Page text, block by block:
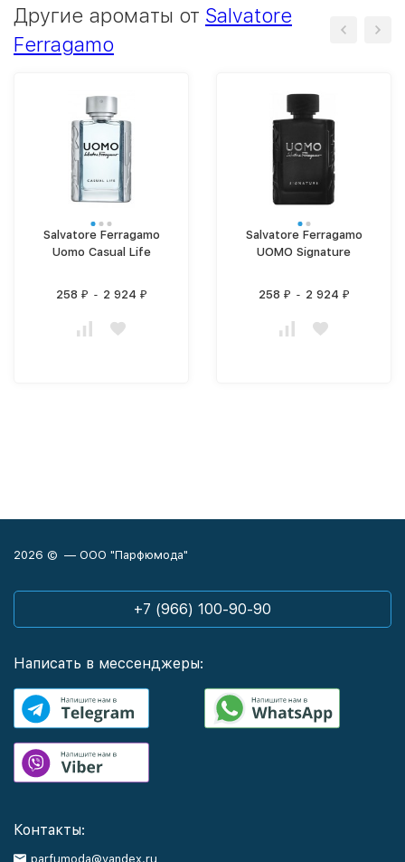
Другие ароматы от Salvatore
Ferragamo
Salvatore Ferragamo
Uomo Casual Life
258 ₽ - 2 924 ₽
Salvatore Ferragamo
UOMO Signature
258 ₽ - 2 924 ₽
2026 © — ООО "Парфюмода"
+7 (966) 100-90-90
Написать в мессенджеры:
Контакты:
parfumoda@yandex.ru